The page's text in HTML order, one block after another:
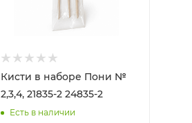
Кисти в наборе Пони №
2,3,4, 21835-2 24835-2
Есть в наличии